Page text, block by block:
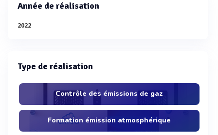
Année de réalisation
2022
Type de réalisation
Contrôle des émissions de gaz
Formation émission atmosphérique